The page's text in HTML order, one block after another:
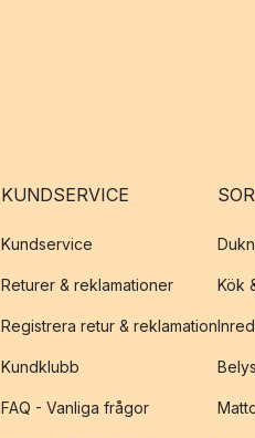
KUNDSERVICE
Kundservice
Returer & reklamationer
Registrera retur & reklamation
Kundklubb
FAQ - Vanliga frågor
Kök